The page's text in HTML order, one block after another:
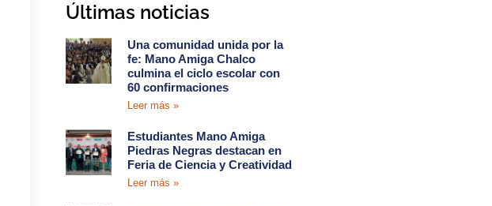
Últimas noticias
Una comunidad unida por la
fe: Mano Amiga Chalco
culmina el ciclo escolar con
60 confirmaciones
Leer más »
Estudiantes Mano Amiga
Piedras Negras destacan en
Feria de Ciencia y Creatividad
Leer más »